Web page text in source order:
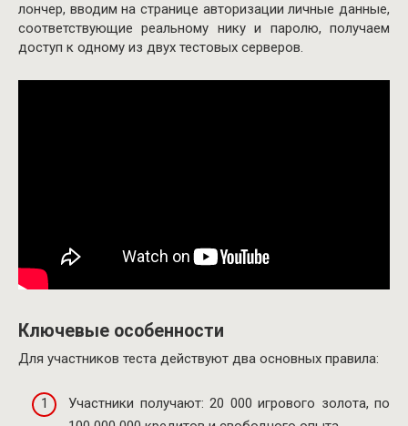
лончер, вводим на странице авторизации личные данные,
соответствующие реальному нику и паролю, получаем
доступ к одному из двух тестовых серверов.
Ключевые особенности
Для участников теста действуют два основных правила:
Участники получают: 20 000 игрового золота, по